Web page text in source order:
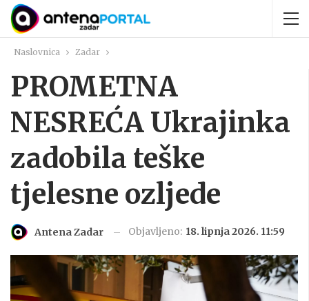
Naslovnica Zadar
PROMETNA
NESREĆA Ukrajinka
zadobila teške
tjelesne ozljede
Antena Zadar Objavljeno: 18. lipnja 2026. 11:59